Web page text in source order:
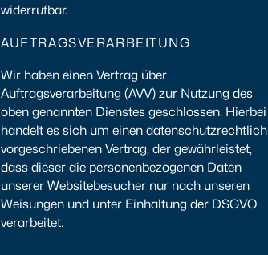
widerrufbar.
AUFTRAGSVERARBEITUNG
Wir haben einen Vertrag über
Auftragsverarbeitung (AVV) zur Nutzung des
oben genannten Dienstes geschlossen. Hierbei
handelt es sich um einen datenschutzrechtlich
vorgeschriebenen Vertrag, der gewährleistet,
dass dieser die personenbezogenen Daten
unserer Websitebesucher nur nach unseren
Weisungen und unter Einhaltung der DSGVO
verarbeitet.